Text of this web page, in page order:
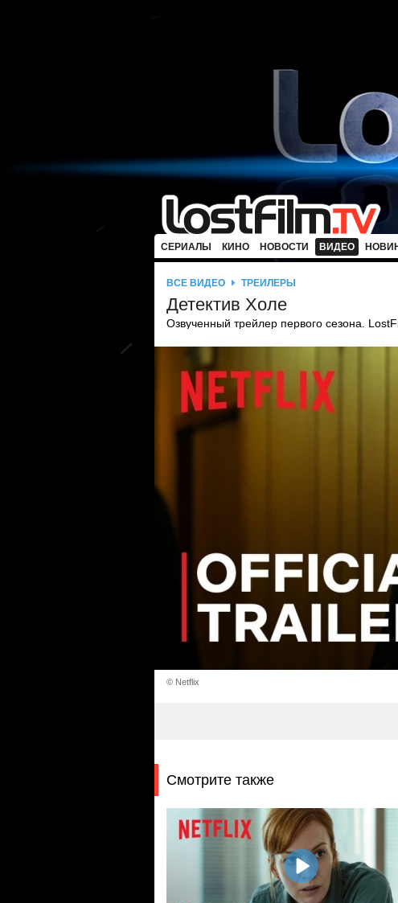
СЕРИАЛЫ КИНО НОВОСТИ ВИДЕО
ВСЕ ВИДЕО ТРЕЙЛЕРЫ
Детектив Холе
Озвученный трейлер первого сезона.
© Netflix
Смотрите также